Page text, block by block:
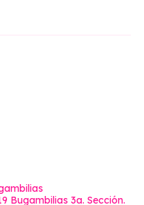
Bugambilias 3a. Sección.